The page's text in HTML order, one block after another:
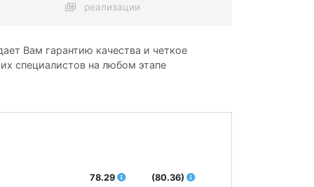
реализации
Вам гарантию качества и четкое
специалистов на любом этапе
78.29 (80.36)